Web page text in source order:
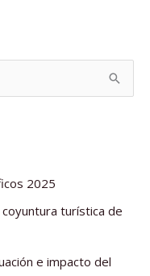
2025
turística de
e impacto del